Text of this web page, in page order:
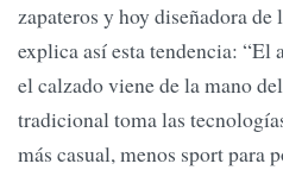
zapateros y hoy diseñadora de
explica así esta tendencia: “El
el calzado viene de la mano
tradicional toma las
más casual, menos sport para